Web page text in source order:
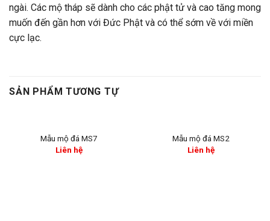
ngài. Các mộ tháp sẽ dành cho các phật tử và cao tăng mong
muốn đến gần hơn với Đức Phật và có thể sớm về với miền
cực lạc.
SẢN PHẨM TƯƠNG TỰ
Mẫu mộ đá MS7
Liên hệ
Mẫu mộ đá MS2
Liên hệ